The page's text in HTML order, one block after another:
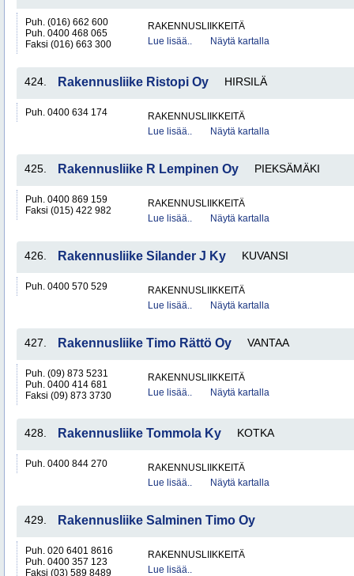
Puh. (016) 662 600
Puh. 0400 468 065
Faksi (016) 663 300
RAKENNUSLIIKKEITÄ
Lue lisää..
Näytä kartalla
424. Rakennusliike Ristopi Oy HIRSILÄ
Puh. 0400 634 174
RAKENNUSLIIKKEITÄ
Lue lisää..
Näytä kartalla
425. Rakennusliike R Lempinen Oy PIEKSÄMÄKI
Puh. 0400 869 159
Faksi (015) 422 982
RAKENNUSLIIKKEITÄ
Lue lisää..
Näytä kartalla
426. Rakennusliike Silander J Ky KUVANSI
Puh. 0400 570 529
RAKENNUSLIIKKEITÄ
Lue lisää..
Näytä kartalla
427. Rakennusliike Timo Rättö Oy VANTAA
Puh. (09) 873 5231
Puh. 0400 414 681
Faksi (09) 873 3730
RAKENNUSLIIKKEITÄ
Lue lisää..
Näytä kartalla
428. Rakennusliike Tommola Ky KOTKA
Puh. 0400 844 270
RAKENNUSLIIKKEITÄ
Lue lisää..
Näytä kartalla
429. Rakennusliike Salminen Timo Oy
Puh. 020 6401 8616
Puh. 0400 357 123
Faksi (03) 589 8489
RAKENNUSLIIKKEITÄ
Lue lisää..